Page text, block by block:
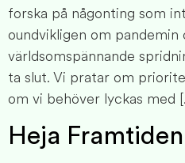
forska på någonting som
oundvikligen om
världsomspännande
ta slut. Vi pratar om
om vi behöver lyckas med
Heja